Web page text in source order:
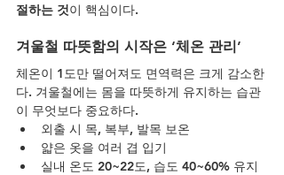
절하는 것이 핵심이다.
겨울철 따뜻함의 시작은 ‘체온 관리’
체온이 1도만 떨어져도 면역력은 크게 감소한
다. 겨울철에는 몸을 따뜻하게 유지하는 습관
이 무엇보다 중요하다.
외출 시 목, 복부, 발목 보온
얇은 옷을 여러 겹 입기
실내 온도 20~22도, 습도 40~60% 유지